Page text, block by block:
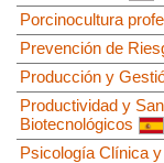
Porcinocultura
Prevención de
Producción y
Productividad y
Biotecnológicos
Psicología Clínica